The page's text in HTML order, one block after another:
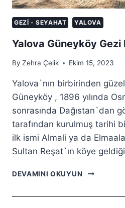
GEZI - SEYAHAT YALOVA
Yalova Güneyköy Gezi
By Zehra Çelik Ekim 15, 2023
Yalova`nın birbirinden
Güneyköy , 1896 yılında
sonrasında Dağıstan`dan
tarafından kurulmuş tarihi
ilk ismi Almali ya da
Sultan Reşat`ın köye
DEVAMINI OKUYUN
YALOVA